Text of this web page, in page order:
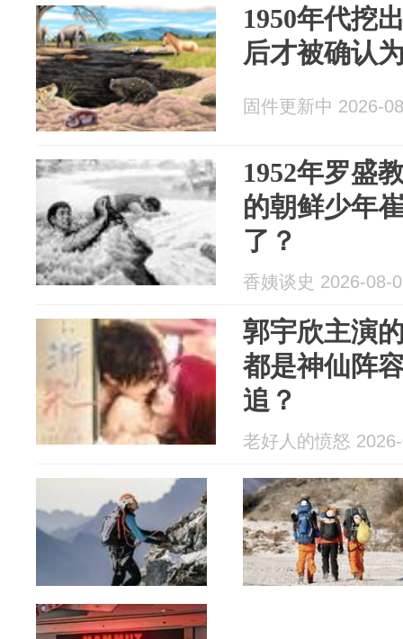
1950年代挖
后才被确认
固件更新中 2026-
1952年罗盛
的朝鲜少年
了？
香姨谈史 2026-08-
郭宇欣主演
都是神仙阵
追？
老好人的愤怒